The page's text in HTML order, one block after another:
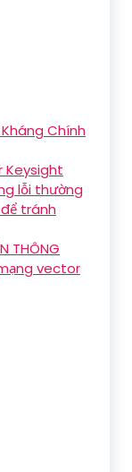
Chính
Keysight
lỗi thường
tránh
THÔNG
vector